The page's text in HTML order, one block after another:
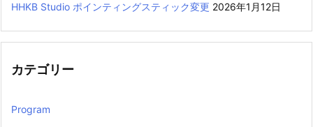
HHKB Studio ポインティングスティック変更 2026年1月12日
カテゴリー
Program